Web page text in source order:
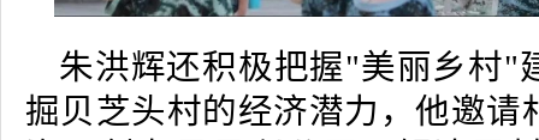
朱洪辉还积极把握"美丽乡村"
掘贝芝头村的经济潜力，他邀请